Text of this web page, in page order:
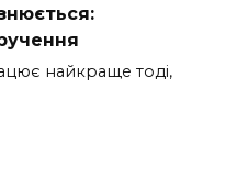
найкраще тоді,